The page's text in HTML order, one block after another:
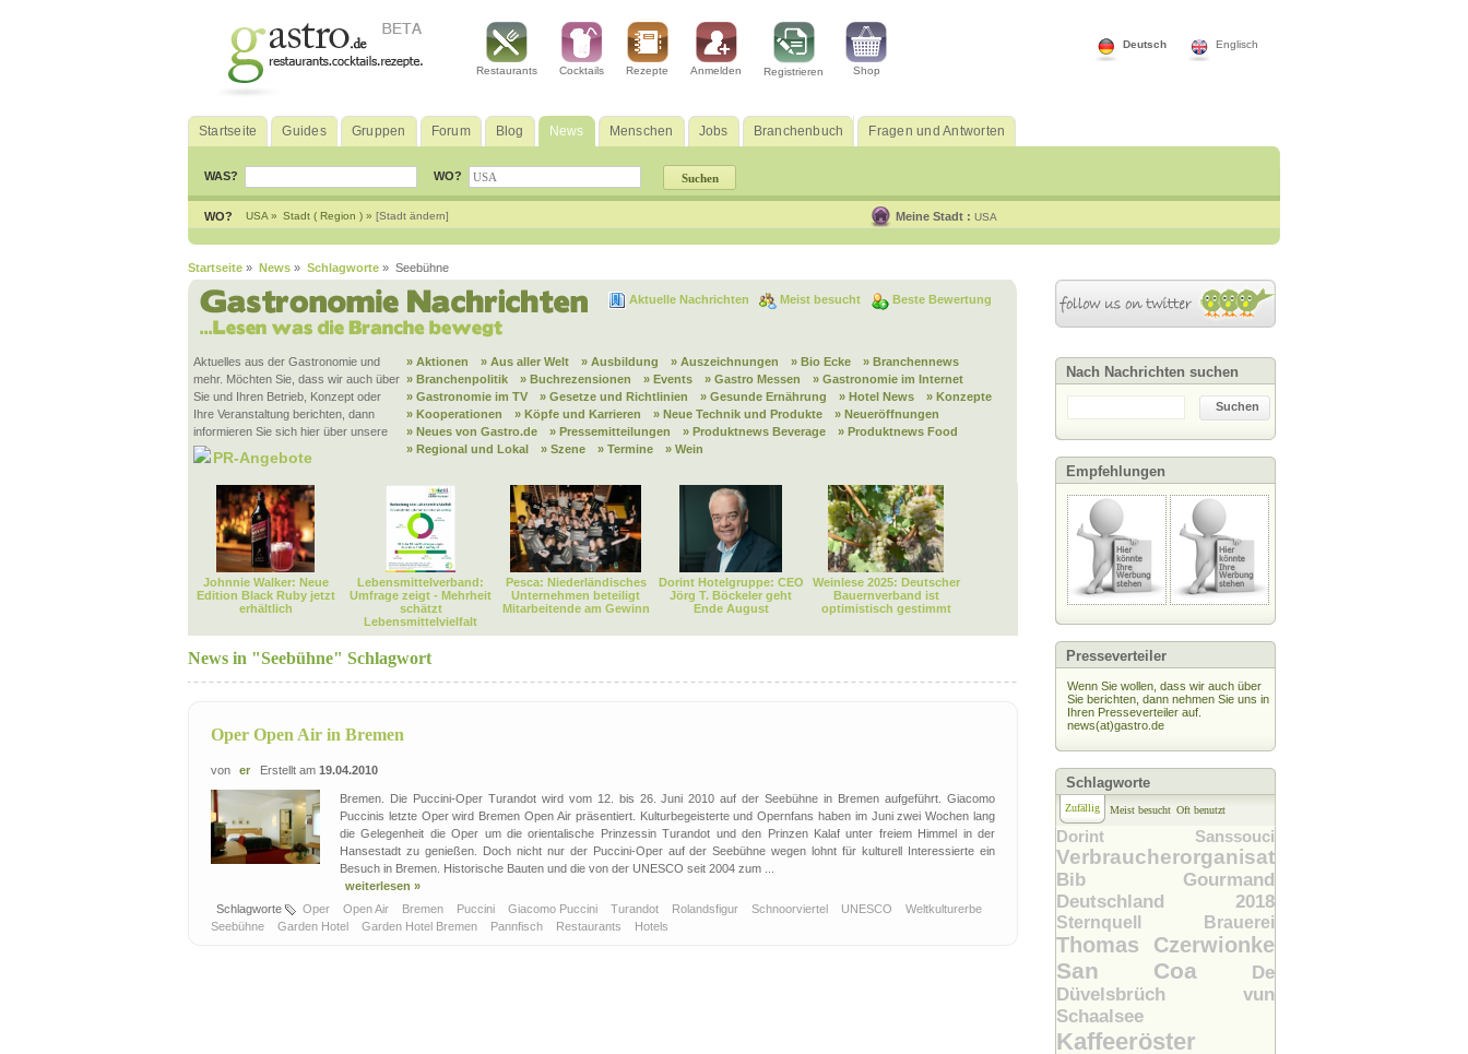
Englisch
Deutsch
Restaurants Cocktails Rezepte Anmelden Registrieren Shop
Startseite Guides Gruppen Forum Blog News Menschen Jobs Branchenbuch Fragen und Antworten
WAS? WO?
WO? USA » Stadt ( Region ) » [Stadt ändern] Meine Stadt : USA
Startseite » News » Schlagworte » Seebühne
Aktuelle Nachrichten Meist besucht Beste Bewertung
Aktuelles aus der Gastronomie und
mehr. Möchten Sie, dass wir auch über
Sie und Ihren Betrieb, Konzept oder
Ihre Veranstaltung berichten, dann
informieren Sie sich hier über unsere
PR-Angebote
» Aktionen » Aus aller Welt » Ausbildung » Auszeichnungen » Bio Ecke
» Branchennews
» Branchenpolitik
» Buchrezensionen » Events » Gastro Messen
» Gastronomie im Internet
» Gastronomie im TV
» Gesetze und Richtlinien » Gesunde Ernährung » Hotel News
» Konzepte
» Kooperationen
» Köpfe und Karrieren » Neue Technik und Produkte
» Neueröffnungen
» Neues von Gastro.de
» Pressemitteilungen » Produktnews Beverage
» Produktnews Food
» Regional und Lokal
» Szene » Termine » Wein
Johnnie Walker: Neue
Edition Black Ruby jetzt
erhältlich
Lebensmittelverband:
Umfrage zeigt - Mehrheit
schätzt
Lebensmittelvielfalt
Pesca: Niederländisches
Unternehmen beteiligt
Mitarbeitende am Gewinn
Dorint Hotelgruppe: CEO
Jörg T. Böckeler geht
Ende August
Weinlese 2025: Deutscher
Bauernverband ist
optimistisch gestimmt
News in "Seebühne" Schlagwort
Oper Open Air in Bremen
von er Erstellt am 19.04.2010
Bremen. Die Puccini-Oper Turandot wird vom 12. bis 26. Juni 2010 auf der Seebühne in Bremen aufgeführt. Giacomo
Puccinis letzte Oper wird Bremen Open Air präsentiert. Kulturbegeisterte und Opernfans haben im Juni zwei Wochen lang
die Gelegenheit die Oper um die orientalische Prinzessin Turandot und den Prinzen Kalaf unter freiem Himmel in der
Hansestadt zu genießen. Doch nicht nur der Puccini-Oper auf der Seebühne wegen lohnt für kulturell Interessierte ein
Besuch in Bremen. Historische Bauten und die von der UNESCO seit 2004 zum ...
weiterlesen »
Schlagworte
Oper Open Air Bremen Puccini Giacomo Puccini Turandot Rolandsfigur Schnoorviertel UNESCO
Weltkulturerbe
Seebühne
Garden Hotel Garden Hotel Bremen Pannfisch Restaurants Hotels
Nach Nachrichten suchen
Suchen
Empfehlungen
Presseverteiler
Wenn Sie wollen, dass wir auch über
Sie berichten, dann nehmen Sie uns in
Ihren Presseverteiler auf.
news(at)gastro.de
Schlagworte
Zufällig Meist besucht Oft benutzt
Dorint Sanssouci
Verbraucherorganisation
Bib Gourmand
Deutschland 2018
Sternquell Brauerei
Thomas Czerwionke
San Coa
De
Düvelsbrüch vun
Schaalsee
Kaffeeröster